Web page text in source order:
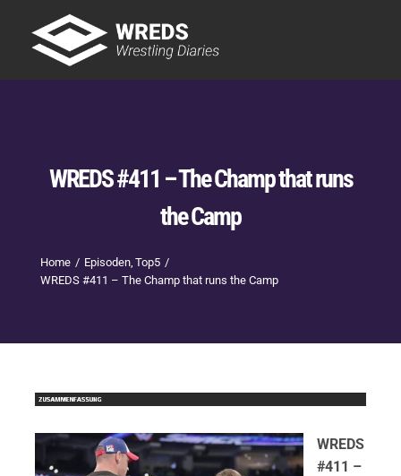
content
WREDS #411 – The Champ that runs
the Camp
Home Episoden Top5
WREDS #411 – The Champ that runs the Camp
WREDS
#411 –